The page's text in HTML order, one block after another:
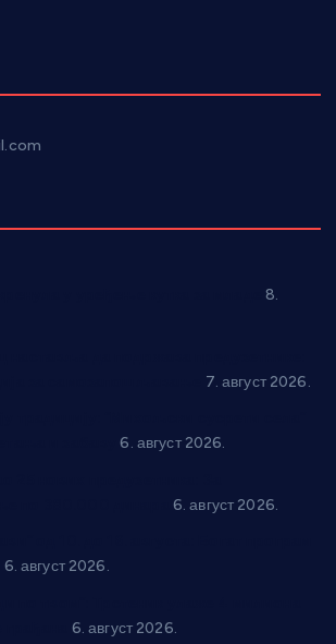
8.
7. август 2026.
6. август 2026.
6. август 2026.
6. август 2026.
6. август 2026.